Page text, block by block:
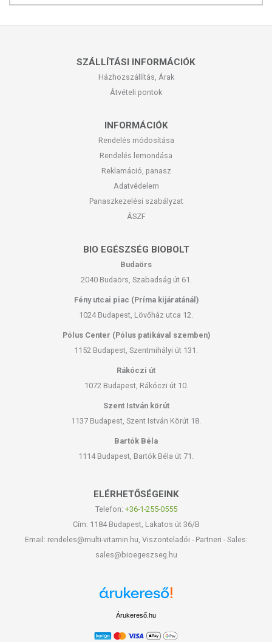
SZÁLLÍTÁSI INFORMÁCIÓK
Házhozszállítás, Árak
Átvételi pontok
INFORMÁCIÓK
Rendelés módosítása
Rendelés lemondása
Reklamáció, panasz
Adatvédelem
Panaszkezelési szabályzat
ÁSZF
BIO EGÉSZSÉG BIOBOLT
Budaörs
2040 Budaörs, Szabadság út 61.
Fény utcai piac (Príma kijáratánál)
1024 Budapest, Lövőház utca 12.
Pólus Center (Pólus patikával szemben)
1152 Budapest, Szentmihályi út 131.
Rákóczi út
1072 Budapest, Rákóczi út 10.
Szent István körút
1137 Budapest, Szent István Körút 18.
Bartók Béla
1114 Budapest, Bartók Béla út 71.
ELÉRHETŐSÉGEINK
Telefon: +36-1-255-0555
Cím: 1184 Budapest, Lakatos út 36/B
Email: rendeles@multi-vitamin.hu, Viszonteladói - Partneri - Sales:
sales@bioegeszseg.hu
Árukereső.hu